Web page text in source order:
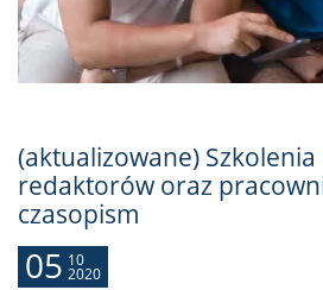
(aktualizowane)
redaktorów oraz
czasopism
05 10
2020